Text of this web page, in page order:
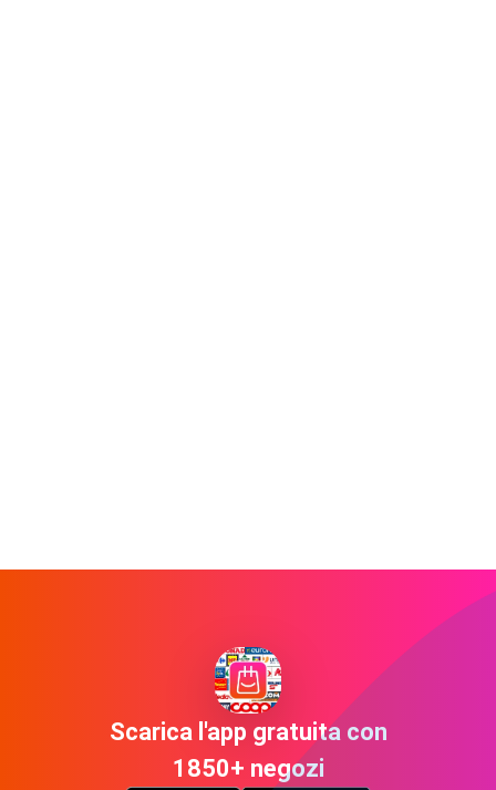
Scarica l'app gratuita con
1850+ negozi